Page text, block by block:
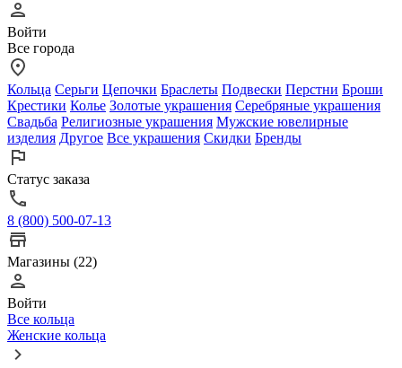
Войти
Все города
Кольца Серьги Цепочки Браслеты Подвески Перстни Броши
Крестики Колье Золотые украшения Серебряные украшения
Свадьба Религиозные украшения Мужские ювелирные
изделия Другое Все украшения Скидки Бренды
Статус заказа
8 (800) 500-07-13
Магазины (22)
Войти
Все кольца
Женские кольца